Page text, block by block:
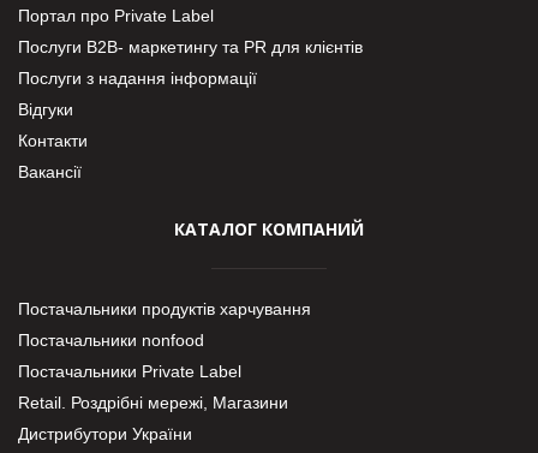
Портал про Private Label
Послуги В2В- маркетингу та PR для клієнтів
Послуги з надання інформації
Відгуки
Контакти
Вакансії
КАТАЛОГ КОМПАНИЙ
Постачальники продуктів харчування
Постачальники nonfood
Постачальники Private Label
Retail. Роздрібні мережі, Магазини
Дистрибутори України